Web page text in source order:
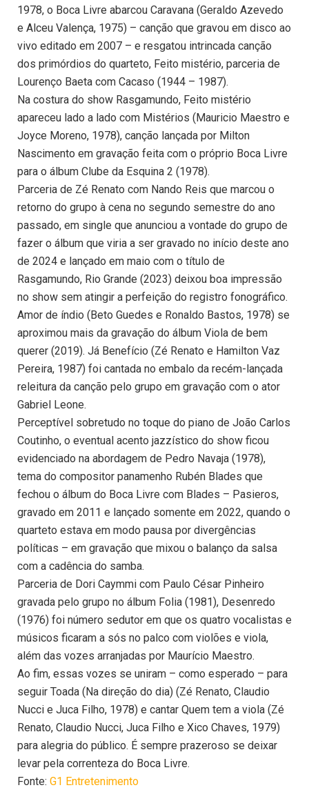
1978, o Boca Livre abarcou Caravana (Geraldo Azevedo
e Alceu Valença, 1975) – canção que gravou em disco ao
vivo editado em 2007 – e resgatou intrincada canção
dos primórdios do quarteto, Feito mistério, parceria de
Lourenço Baeta com Cacaso (1944 – 1987).
Na costura do show Rasgamundo, Feito mistério
apareceu lado a lado com Mistérios (Mauricio Maestro e
Joyce Moreno, 1978), canção lançada por Milton
Nascimento em gravação feita com o próprio Boca Livre
para o álbum Clube da Esquina 2 (1978).
Parceria de Zé Renato com Nando Reis que marcou o
retorno do grupo à cena no segundo semestre do ano
passado, em single que anunciou a vontade do grupo de
fazer o álbum que viria a ser gravado no início deste ano
de 2024 e lançado em maio com o título de
Rasgamundo, Rio Grande (2023) deixou boa impressão
no show sem atingir a perfeição do registro fonográfico.
Amor de índio (Beto Guedes e Ronaldo Bastos, 1978) se
aproximou mais da gravação do álbum Viola de bem
querer (2019). Já Benefício (Zé Renato e Hamilton Vaz
Pereira, 1987) foi cantada no embalo da recém-lançada
releitura da canção pelo grupo em gravação com o ator
Gabriel Leone.
Perceptível sobretudo no toque do piano de João Carlos
Coutinho, o eventual acento jazzístico do show ficou
evidenciado na abordagem de Pedro Navaja (1978),
tema do compositor panamenho Rubén Blades que
fechou o álbum do Boca Livre com Blades – Pasieros,
gravado em 2011 e lançado somente em 2022, quando o
quarteto estava em modo pausa por divergências
políticas – em gravação que mixou o balanço da salsa
com a cadência do samba.
Parceria de Dori Caymmi com Paulo César Pinheiro
gravada pelo grupo no álbum Folia (1981), Desenredo
(1976) foi número sedutor em que os quatro vocalistas e
músicos ficaram a sós no palco com violões e viola,
além das vozes arranjadas por Maurício Maestro.
Ao fim, essas vozes se uniram – como esperado – para
seguir Toada (Na direção do dia) (Zé Renato, Claudio
Nucci e Juca Filho, 1978) e cantar Quem tem a viola (Zé
Renato, Claudio Nucci, Juca Filho e Xico Chaves, 1979)
para alegria do público. É sempre prazeroso se deixar
levar pela correnteza do Boca Livre.
Fonte: G1 Entretenimento